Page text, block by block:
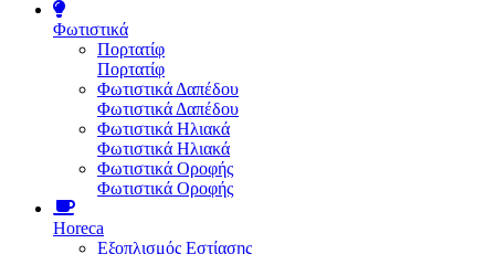
Φωτιστικά
Πορτατίφ
Πορτατίφ
Φωτιστικά Δαπέδου
Φωτιστικά Δαπέδου
Φωτιστικά Ηλιακά
Φωτιστικά Ηλιακά
Φωτιστικά Οροφής
Φωτιστικά Οροφής
Horeca
Εξοπλισμός Εστίασης